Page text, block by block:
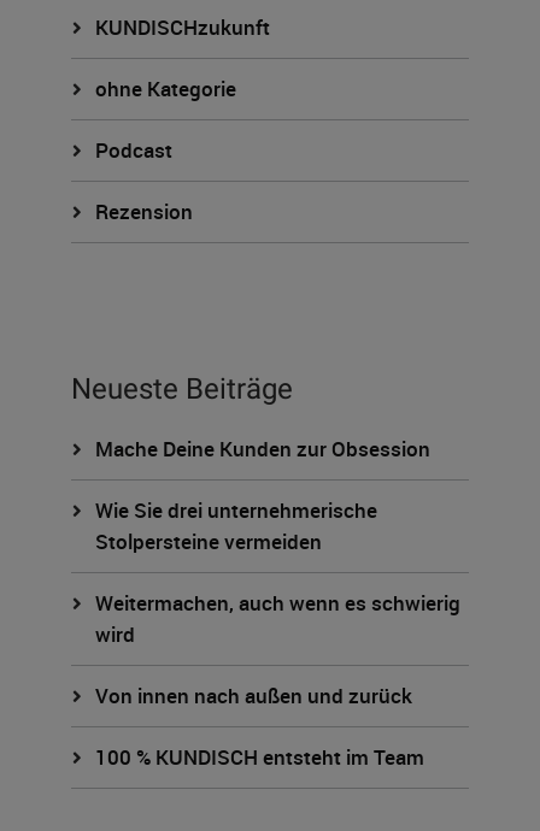
KUNDISCHzukunft
ohne Kategorie
Podcast
Rezension
Neueste Beiträge
Mache Deine Kunden zur Obsession
Wie Sie drei unternehmerische
Stolpersteine vermeiden
Weitermachen, auch wenn es schwierig
wird
Von innen nach außen und zurück
100 % KUNDISCH entsteht im Team